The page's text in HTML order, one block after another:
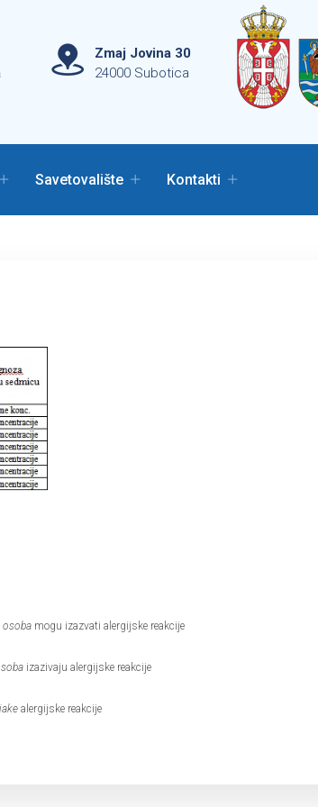
Zmaj Jovina 30
24000 Subotica
Savetovalište Kontakti
osoba mogu izazvati alergijske reakcije
izazivaju alergijske reakcije
alergijske reakcije